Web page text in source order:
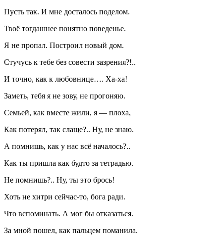
Пусть так. И мне досталось поделом.
Твоё тогдашнее понятно поведенье.
Я не пропал. Построил новый дом.
Стучусь к тебе без совести зазрения?!..
И точно, как к любовнице…. Ха-ха!
Заметь, тебя я не зову, не прогоняю.
Семьей, как вместе жили, я — плоха,
Как потерял, так слаще?.. Ну, не знаю.
А помнишь, как у нас всё началось?..
Как ты пришла как будто за тетрадью.
Не помнишь?.. Ну, ты это брось!
Хоть не хитри сейчас-то, бога ради.
Что вспоминать. А мог бы отказаться.
За мной пошел, как пальцем поманила.